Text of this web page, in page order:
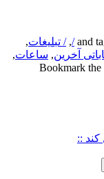
/
,/ تبلیغات,
آخرین, ساعات,
::